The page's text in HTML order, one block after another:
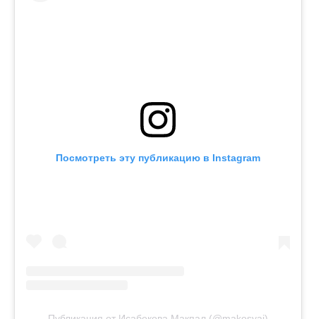
Посмотреть эту публикацию в Instagram